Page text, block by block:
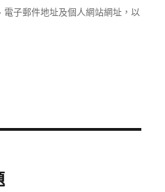
電子郵件地址及個人網站網址，以